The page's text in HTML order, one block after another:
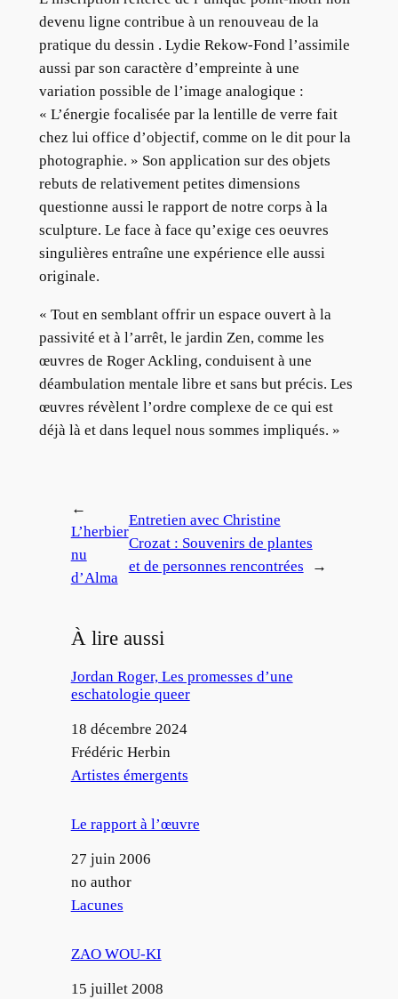
devenu ligne contribue à un renouveau de la
pratique du dessin . Lydie Rekow-Fond l’assimile
aussi par son caractère d’empreinte à une
variation possible de l’image analogique :
« L’énergie focalisée par la lentille de verre fait
chez lui office d’objectif, comme on le dit pour la
photographie. » Son application sur des objets
rebuts de relativement petites dimensions
questionne aussi le rapport de notre corps à la
sculpture. Le face à face qu’exige ces oeuvres
singulières entraîne une expérience elle aussi
originale.
« Tout en semblant offrir un espace ouvert à la
passivité et à l’arrêt, le jardin Zen, comme les
œuvres de Roger Ackling, conduisent à une
déambulation mentale libre et sans but précis. Les
œuvres révèlent l’ordre complexe de ce qui est
déjà là et dans lequel nous sommes impliqués. »
←
L’herbier
nu
d’Alma
Entretien avec Christine
Crozat : Souvenirs de plantes
et de personnes rencontrées
→
À lire aussi
Jordan Roger, Les promesses d’une
eschatologie queer
Date
18 décembre 2024
Auteur
Frédéric Herbin
Par rapport à
Artistes émergents
Le rapport à l’œuvre
Date
27 juin 2006
Auteur
no author
Par rapport à
Lacunes
ZAO WOU-KI
Date
15 juillet 2008